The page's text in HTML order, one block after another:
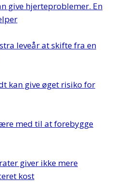
give hjerteproblemer. En
leveår at skifte fra en
kan give øget risiko for
med til at forebygge
giver ikke mere
kost